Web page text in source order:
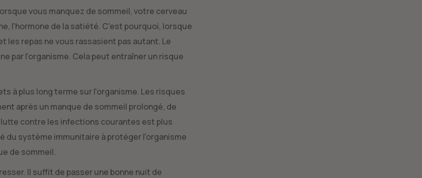
vous manquez de sommeil, votre cerveau
l'hormone de la satiété. C'est pourquoi, lorsque
repas ne vous rassasient pas autant. Le
par l'organisme. Cela peut entraîner un risque
à plus long terme sur l'organisme. Les risques
après un manque de sommeil prolongé, de
contre les infections courantes est plus
du système immunitaire à protéger l'organisme
de sommeil.
Il suffit de passer une bonne nuit de